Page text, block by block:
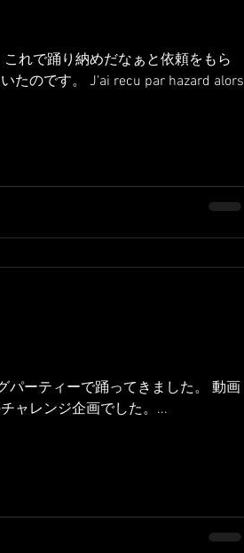
れで踊り納めだなぁと依頼をもら
たのです。 J'ai recu par hazard alors
パーティーで踊ってきました。 動画
ャレンジ企画でした。...